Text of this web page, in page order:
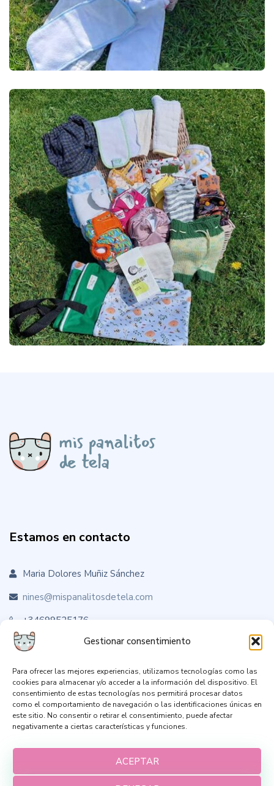
Gestionar consentimiento
Para ofrecer las mejores experiencias, utilizamos tecnologías como las
cookies para almacenar y/o acceder a la información del dispositivo. El
consentimiento de estas tecnologías nos permitirá procesar datos
como el comportamiento de navegación o las identificaciones únicas en
este sitio. No consentir o retirar el consentimiento, puede afectar
negativamente a ciertas características y funciones.
ACEPTAR
Estamos en contacto
Maria Dolores Muñiz Sánchez
nines@mispanalitosdetela.com
+34699525176
Sígueme en RRSS